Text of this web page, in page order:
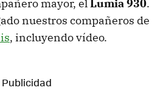
mayor, elLumia 930.
nuestros compañeros de
, incluyendo vídeo.